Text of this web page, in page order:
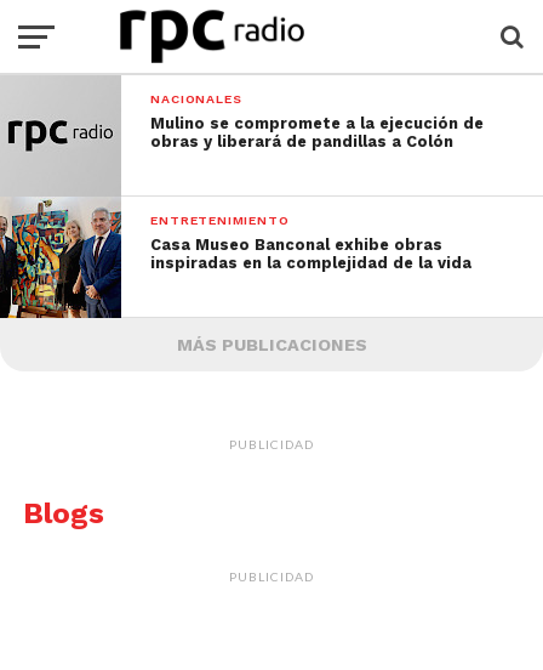
NACIONALES
Mulino se compromete a la ejecución de
obras y liberará de pandillas a Colón
ENTRETENIMIENTO
Casa Museo Banconal exhibe obras
inspiradas en la complejidad de la vida
MÁS PUBLICACIONES
PUBLICIDAD
Blogs
PUBLICIDAD